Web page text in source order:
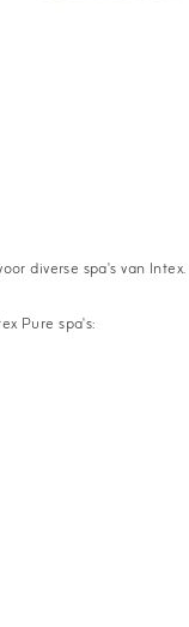
diverse spa's van Intex.
Pure spa's: